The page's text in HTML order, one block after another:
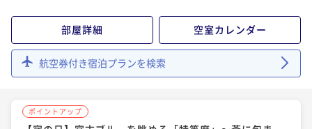
¥45,980~
2名 ¥ 42,761 ~
朝食付き 現地決済可
部屋詳細 空室カレンダー
航空券付き宿泊プランを検索
ポイントアップ